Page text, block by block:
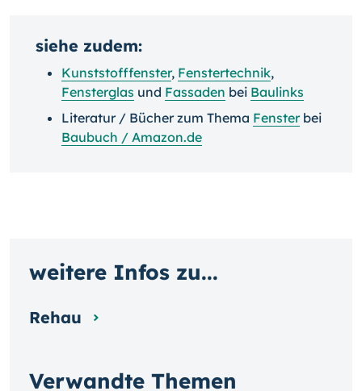
siehe zudem:
Kunststofffenster, Fenstertechnik,
Fensterglas und Fassaden bei Baulinks
Literatur / Bücher zum Thema Fensterbei
Baubuch / Amazon.de
Verwandte Themen
weitere Infos zu...
Rehau